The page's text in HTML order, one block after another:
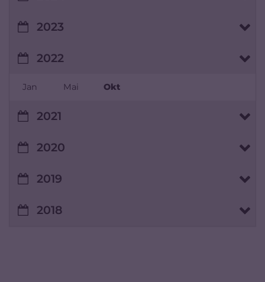
2023
2022
Jan Mai Okt
2021
2020
2019
2018